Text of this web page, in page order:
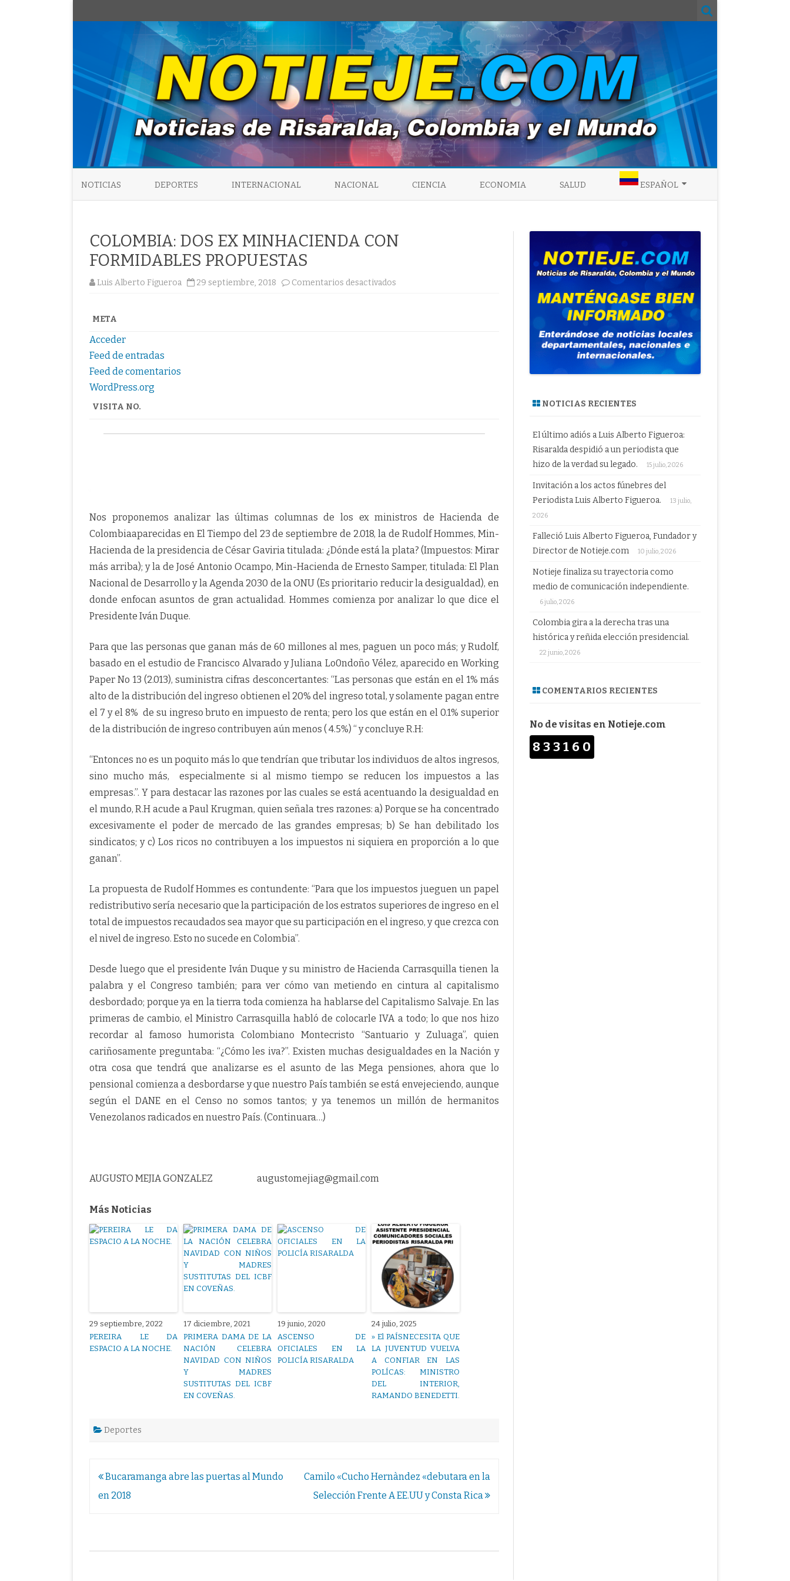
NOTICIAS DEPORTES INTERNACIONAL NACIONAL CIENCIA ECONOMIA SALUD ESPAÑOL
ESPAÑOL
COLOMBIA: DOS EX MINHACIENDA CON
FORMIDABLES PROPUESTAS
Luis Alberto Figueroa 29 septiembre, 2018 Comentarios desactivados
META
Acceder
Feed de entradas
Feed de comentarios
WordPress.org
VISITA NO.
Nos proponemos analizar las últimas columnas de los ex ministros de Hacienda de
Colombiaaparecidas en El Tiempo del 23 de septiembre de 2.018, la de Rudolf Hommes, Min-
Hacienda de la presidencia de César Gaviria titulada: ¿Dónde está la plata? (Impuestos: Mirar
más arriba); y la de José Antonio Ocampo, Min-Hacienda de Ernesto Samper, titulada: El Plan
Nacional de Desarrollo y la Agenda 2030 de la ONU (Es prioritario reducir la desigualdad), en
donde enfocan asuntos de gran actualidad. Hommes comienza por analizar lo que dice el
Presidente Iván Duque.
Para que las personas que ganan más de 60 millones al mes, paguen un poco más; y Rudolf,
basado en el estudio de Francisco Alvarado y Juliana Lo0ndoño Vélez, aparecido en Working
Paper No 13 (2.013), suministra cifras desconcertantes: “Las personas que están en el 1% más
alto de la distribución del ingreso obtienen el 20% del ingreso total, y solamente pagan entre
el 7 y el 8% de su ingreso bruto en impuesto de renta; pero los que están en el 0.1% superior
de la distribución de ingreso contribuyen aún menos ( 4.5%) “ y concluye R.H:
“Entonces no es un poquito más lo que tendrían que tributar los individuos de altos ingresos,
sino mucho más, especialmente si al mismo tiempo se reducen los impuestos a las
empresas.”. Y para destacar las razones por las cuales se está acentuando la desigualdad en
el mundo, R.H acude a Paul Krugman, quien señala tres razones: a) Porque se ha concentrado
excesivamente el poder de mercado de las grandes empresas; b) Se han debilitado los
sindicatos; y c) Los ricos no contribuyen a los impuestos ni siquiera en proporción a lo que
ganan”.
La propuesta de Rudolf Hommes es contundente: “Para que los impuestos jueguen un papel
redistributivo sería necesario que la participación de los estratos superiores de ingreso en el
total de impuestos recaudados sea mayor que su participación en el ingreso, y que crezca con
el nivel de ingreso. Esto no sucede en Colombia”.
Desde luego que el presidente Iván Duque y su ministro de Hacienda Carrasquilla tienen la
palabra y el Congreso también; para ver cómo van metiendo en cintura al capitalismo
desbordado; porque ya en la tierra toda comienza ha hablarse del Capitalismo Salvaje. En las
primeras de cambio, el Ministro Carrasquilla habló de colocarle IVA a todo; lo que nos hizo
recordar al famoso humorista Colombiano Montecristo “Santuario y Zuluaga”, quien
cariñosamente preguntaba: “¿Cómo les iva?”. Existen muchas desigualdades en la Nación y
otra cosa que tendrá que analizarse es el asunto de las Mega pensiones, ahora que lo
pensional comienza a desbordarse y que nuestro País también se está envejeciendo, aunque
según el DANE en el Censo no somos tantos; y ya tenemos un millón de hermanitos
Venezolanos radicados en nuestro País. (Continuara…)
AUGUSTO MEJIA GONZALEZ augustomejiag@gmail.com
Más Noticias
29 septiembre, 2022
PEREIRA LE DA
ESPACIO A LA NOCHE.
17 diciembre, 2021
PRIMERA DAMA DE LA
NACIÓN CELEBRA
NAVIDAD CON NIÑOS
Y MADRES
SUSTITUTAS DEL ICBF
EN COVEÑAS.
19 junio, 2020
ASCENSO DE
OFICIALES EN LA
POLICÍA RISARALDA
24 julio, 2025
» El PAÍSNECESITA QUE
LA JUVENTUD VUELVA
A CONFIAR EN LAS
POLÍCAS: MINISTRO
DEL INTERIOR,
RAMANDO BENEDETTI.
Deportes
Navegación
de
Bucaramanga abre las puertas al Mundo
en 2018
Camilo «Cucho Hernàndez «debutara en la
Selección Frente A EE.UU y Consta Rica
NOTICIAS RECIENTES
El último adiós a Luis Alberto Figueroa:
Risaralda despidió a un periodista que
hizo de la verdad su legado.
15 julio, 2026
Invitación a los actos fúnebres del
Periodista Luis Alberto Figueroa.
13 julio,
2026
Falleció Luis Alberto Figueroa, Fundador y
Director de Notieje.com
10 julio, 2026
Notieje finaliza su trayectoria como
medio de comunicación independiente.
6 julio, 2026
Colombia gira a la derecha tras una
histórica y reñida elección presidencial.
22 junio, 2026
COMENTARIOS RECIENTES
No de visitas en Notieje.com
833160